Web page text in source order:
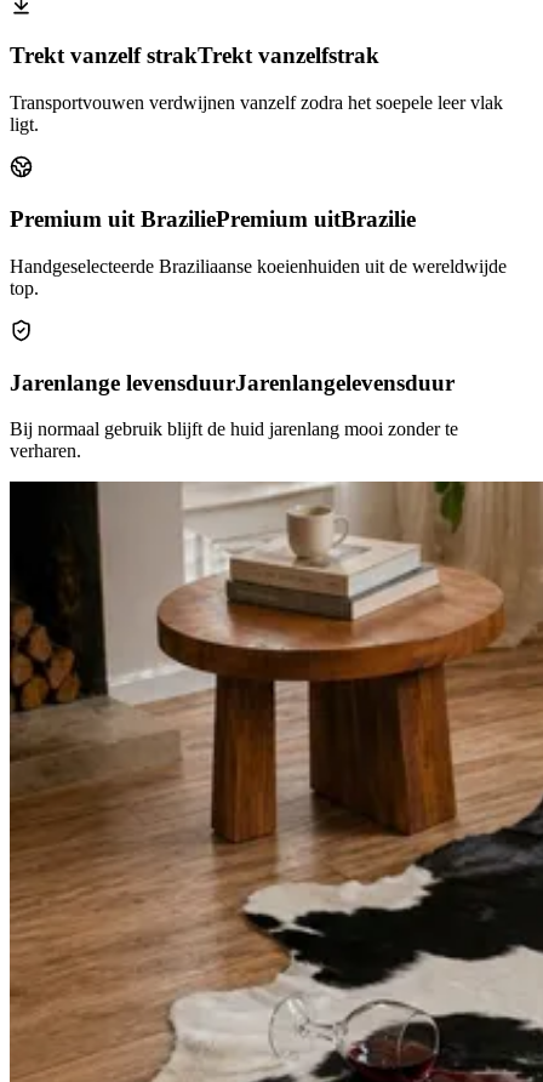
Trekt vanzelf strakTrekt vanzelfstrak
Transportvouwen verdwijnen vanzelf zodra het soepele leer vlak
ligt.
Premium uit BraziliePremium uitBrazilie
Handgeselecteerde Braziliaanse koeienhuiden uit de wereldwijde
top.
Jarenlange levensduurJarenlangelevensduur
Bij normaal gebruik blijft de huid jarenlang mooi zonder te
verharen.